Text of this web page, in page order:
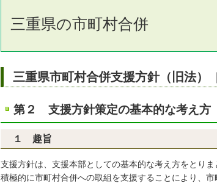
三重県の市町村合併
三重県市町村合併支援方針（旧法）
第２ 支援方針策定の基本的な考え方
１ 趣旨
支援方針は、支援本部としての基本的な考え方をとり
積極的に市町村合併への取組を支援することにより、